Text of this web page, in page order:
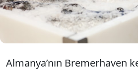
Almanya’nın Bremerhaven